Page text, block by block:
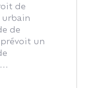
de
de
un